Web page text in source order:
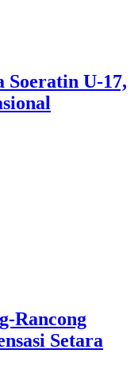
Soeratin U-17,
Rancong
Setara